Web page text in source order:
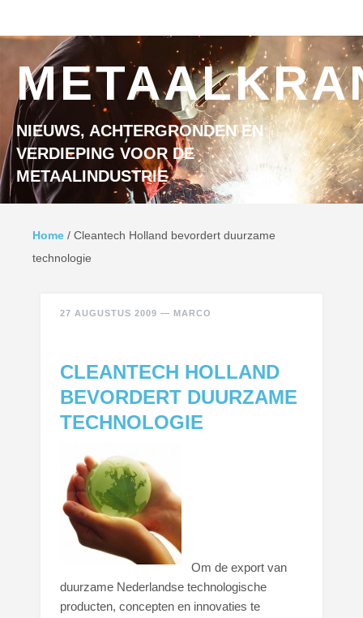
NIEUWS, ACHTERGRONDEN EN
VERDIEPING VOOR DE
METAALINDUSTRIE
Home / Cleantech Holland bevordert duurzame
technologie
27 AUGUSTUS 2009 — MARCO
CLEANTECH HOLLAND
BEVORDERT DUURZAME
TECHNOLOGIE
Om de export van
duurzame Nederlandse technologische
producten, concepten en innovaties te